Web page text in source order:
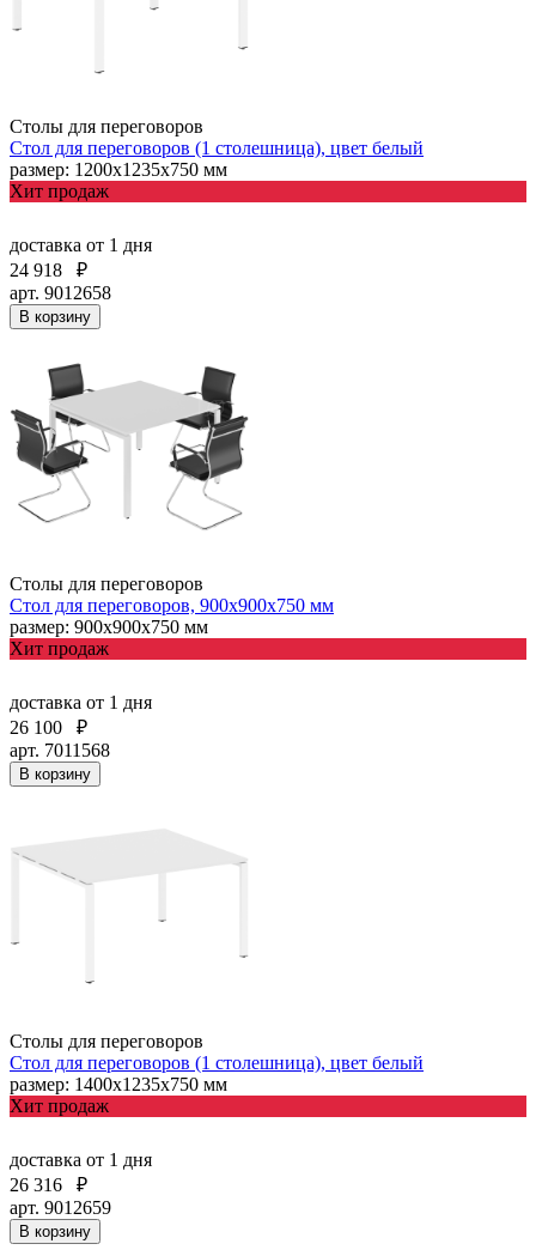
Столы для переговоров
Стол для переговоров (1 столешница), цвет белый
размер: 1200х1235х750 мм
Хит продаж
доставка от 1 дня
24 918
₽
арт. 9012658
В корзину
Столы для переговоров
Стол для переговоров, 900х900х750 мм
размер: 900х900х750 мм
Хит продаж
доставка от 1 дня
26 100
₽
арт. 7011568
В корзину
Столы для переговоров
Стол для переговоров (1 столешница), цвет белый
размер: 1400х1235х750 мм
Хит продаж
доставка от 1 дня
26 316
₽
арт. 9012659
В корзину